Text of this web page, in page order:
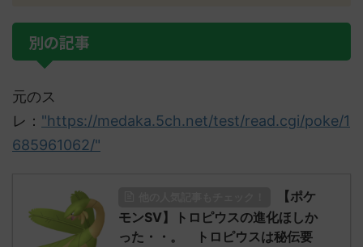
別の記事
元のス
レ： "https://medaka.5ch.net/test/read.cgi/poke/1
685961062/"
【ポケ
モンSV】トロピウスの進化ほしか
った・・。 トロピウスは秘伝要